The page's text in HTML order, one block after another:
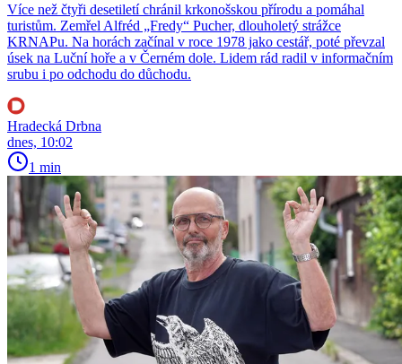
Více než čtyři desetiletí chránil krkonošskou přírodu a pomáhal
turistům. Zemřel Alfréd „Fredy“ Pucher, dlouholetý strážce
KRNAPu. Na horách začínal v roce 1978 jako cestář, poté převzal
úsek na Luční hoře a v Černém dole. Lidem rád radil v informačním
srubu i po odchodu do důchodu.
Hradecká Drbna
dnes, 10:02
1 min